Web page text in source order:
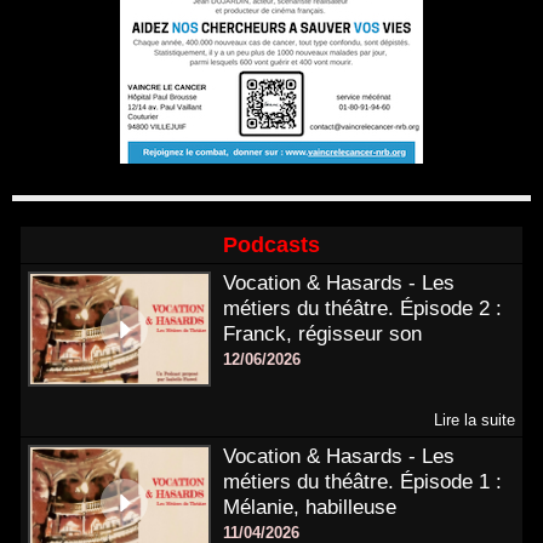
Podcasts
Vocation & Hasards - Les
métiers du théâtre. Épisode 2 :
Franck, régisseur son
12/06/2026
Lire la suite
Vocation & Hasards - Les
métiers du théâtre. Épisode 1 :
Mélanie, habilleuse
11/04/2026